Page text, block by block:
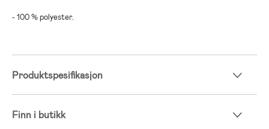
- 100 % polyester.
Produktspesifikasjon
Finn i butikk